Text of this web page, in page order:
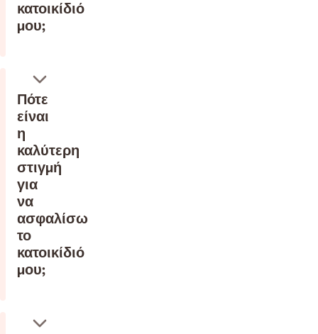
κατοικίδιό
μου;
Πότε
είναι
η
καλύτερη
στιγμή
για
να
ασφαλίσω
το
κατοικίδιό
μου;